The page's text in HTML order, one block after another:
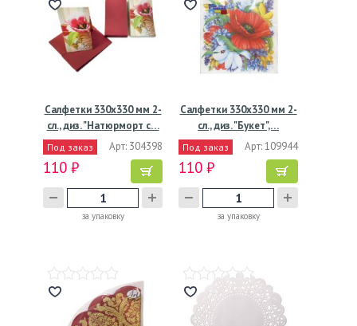
Салфетки 330х330 мм 2-
сл., диз. "Натюрморт с…
Под заказ Арт: 304398
110 ₽
за упаковку
Салфетки 330х330 мм 2-
сл., диз. "Букет",…
Под заказ Арт: 109944
110 ₽
за упаковку